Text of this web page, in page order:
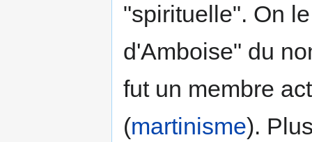
"spirituelle". On
d'Amboise" du
fut un membre
(martinisme).